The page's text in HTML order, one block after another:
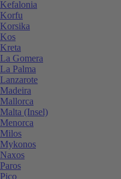
Kefalonia
Korfu
Korsika
Kos
Kreta
La Gomera
La Palma
Lanzarote
Madeira
Mallorca
Malta (Insel)
Menorca
Milos
Mykonos
Naxos
Paros
Pico